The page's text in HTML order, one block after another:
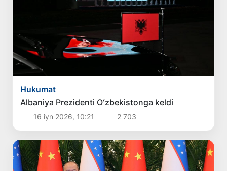
Hukumat
Albaniya Prezidenti Oʻzbekistonga keldi
16 iyn 2026, 10:21 2 703